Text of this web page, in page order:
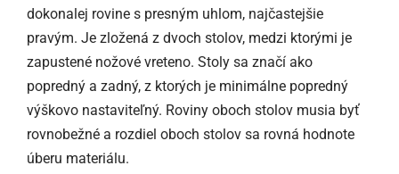
dokonalej rovine s presným uhlom, najčastejšie
pravým. Je zložená z dvoch stolov, medzi ktorými je
zapustené nožové vreteno. Stoly sa značí ako
popredný a zadný, z ktorých je minimálne popredný
výškovo nastaviteľný. Roviny oboch stolov musia byť
rovnobežné a rozdiel oboch stolov sa rovná hodnote
úberu materiálu.